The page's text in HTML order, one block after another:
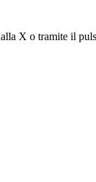
X o tramite il